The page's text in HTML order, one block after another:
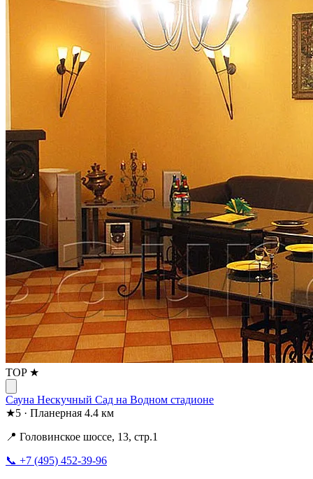
TOP ★
Сауна Нескучный Сад на Водном стадионе
★5 · Планерная 4.4 км
📍 Головинское шоссе, 13, стр.1
📞 +7 (495) 452-39-96